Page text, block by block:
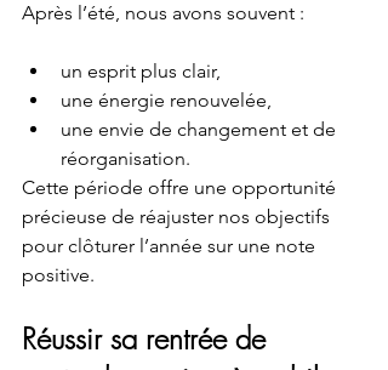
Après l’été, nous avons souvent :
un esprit plus clair,
une énergie renouvelée,
une envie de changement et de
réorganisation.
Cette période offre une opportunité
précieuse de réajuster nos objectifs
pour clôturer l’année sur une note
positive.
Réussir sa rentrée de